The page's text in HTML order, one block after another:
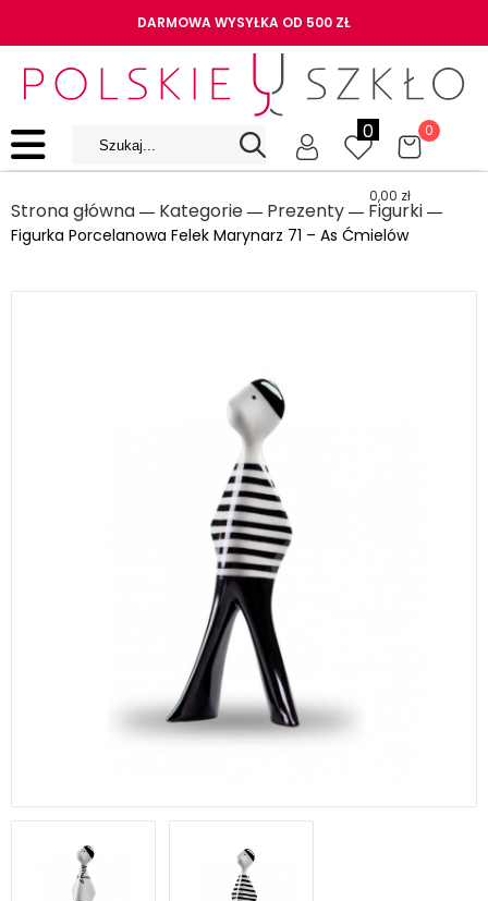
DARMOWA WYSYŁKA OD 500 ZŁ
0 0
0,00 zł
Strona główna ― Kategorie ― Prezenty ― Figurki ―
Figurka Porcelanowa Felek Marynarz 71 – As Ćmielów